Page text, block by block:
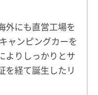
外にも直営工場を
ャンピングカーを
よりしっかりとサ
を経て誕生したリ